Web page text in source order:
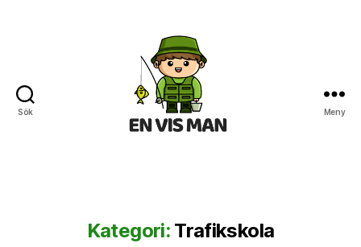
Sök Meny
Kategori: Trafikskola